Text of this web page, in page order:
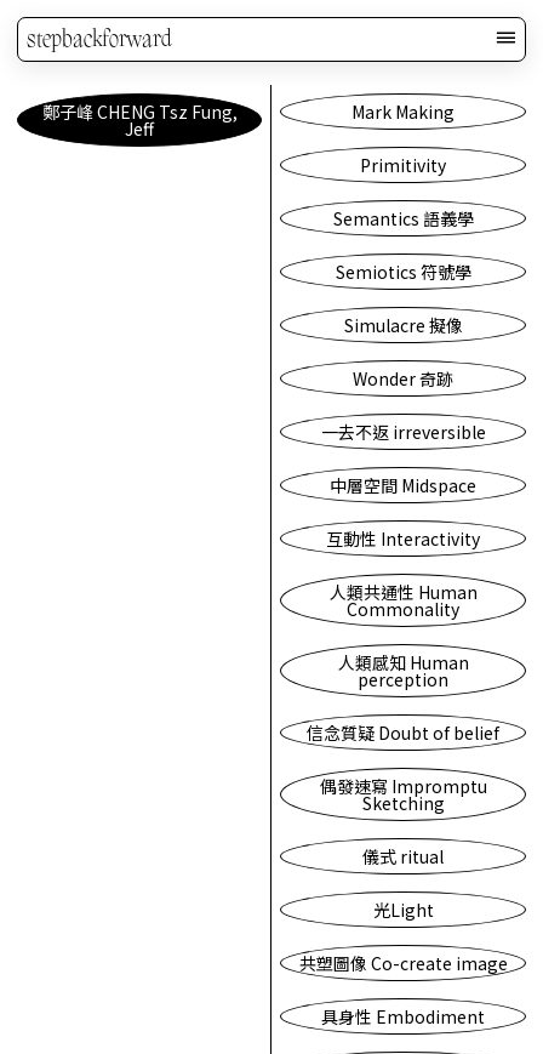
stepbackforward
Mark Making
Primitivity
Semantics 語義學
Semiotics 符號學
Simulacre 擬像
Wonder 奇跡
一去不返 irreversible
中層空間 Midspace
互動性 Interactivity
人類共通性 Human
Commonality
人類感知 Human
perception
信念質疑 Doubt of belief
偶發速寫 Impromptu
Sketching
儀式 ritual
光Light
共塑圖像 Co-create image
具身性 Embodiment
鄭子峰 CHENG Tsz Fung,
Jeff